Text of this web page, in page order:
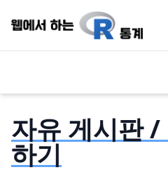
자유 게시판 /
하기